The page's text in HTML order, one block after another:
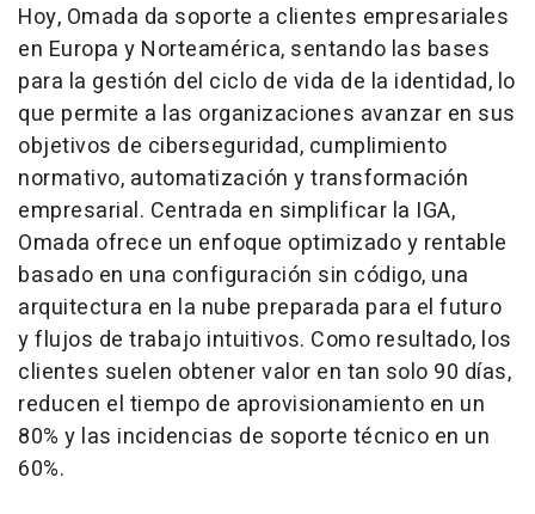
Hoy, Omada da soporte a clientes empresariales
en Europa y Norteamérica, sentando las bases
para la gestión del ciclo de vida de la identidad, lo
que permite a las organizaciones avanzar en sus
objetivos de ciberseguridad, cumplimiento
normativo, automatización y transformación
empresarial. Centrada en simplificar la IGA,
Omada ofrece un enfoque optimizado y rentable
basado en una configuración sin código, una
arquitectura en la nube preparada para el futuro
y flujos de trabajo intuitivos. Como resultado, los
clientes suelen obtener valor en tan solo 90 días,
reducen el tiempo de aprovisionamiento en un
80% y las incidencias de soporte técnico en un
60%.